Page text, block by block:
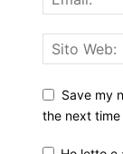
Save my
the next